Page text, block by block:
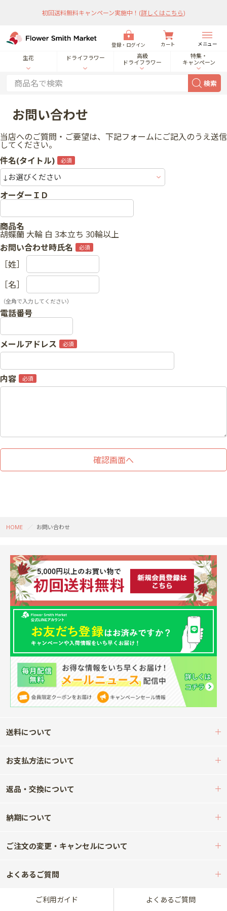
初回送料無料キャンペーン実施中！ (詳しくはこちら)
登録・ログイン カート メニュー
生花 ドライフラワー
高級
ドライフラワー
特集・
キャンペーン
検索
お問い合わせ
当店へのご質問・ご要望は、下記フォームにご記入のうえ送信
してください。
件名(タイトル)
オーダーＩＤ
商品名
胡蝶蘭 大輪 白 3本立ち 30輪以上
お問い合わせ時氏名
［姓］
［名］
（全角で入力してください）
電話番号
メールアドレス
内容
HOME お問い合わせ
送料について
お支払方法について
返品・交換について
納期について
ご注文の変更・キャンセルについて
よくあるご質問
ご利用ガイド よくあるご質問